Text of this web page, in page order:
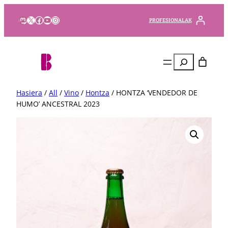
Mastodon
X Facebook
YouTube
Instagram PROFESIONALAK
Bilatu
Hasiera / All / Vino / Hontza / HONTZA ‘VENDEDOR DE
HUMO’ ANCESTRAL 2023